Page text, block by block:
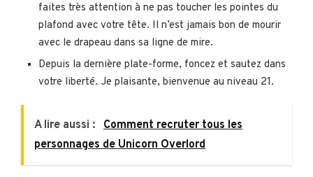
faites très attention à ne pas toucher les pointes du
plafond avec votre tête. Il n’est jamais bon de mourir
avec le drapeau dans sa ligne de mire.
Depuis la dernière plate-forme, foncez et sautez dans
votre liberté. Je plaisante, bienvenue au niveau 21.
A lire aussi :
Comment recruter tous les
personnages de Unicorn Overlord